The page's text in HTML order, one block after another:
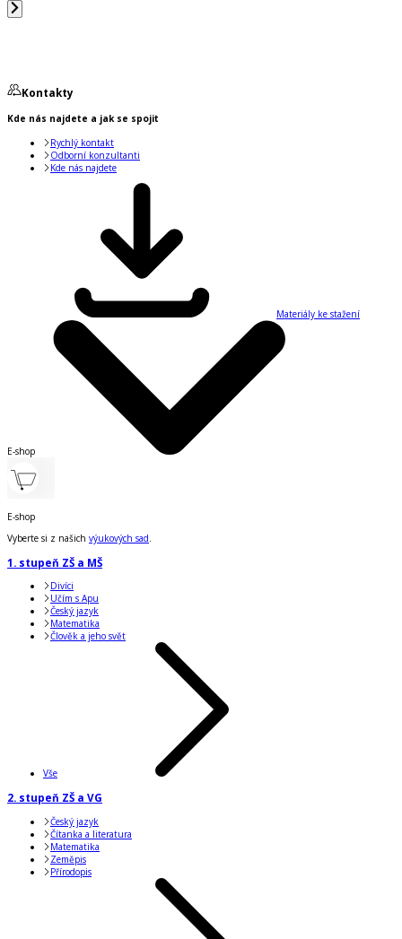
Kontakty
Kde nás najdete a jak se spojit
Rychlý kontakt
Odborní konzultanti
Kde nás najdete
Materiály ke stažení
E-shop
E-shop
Vyberte si z našich výukových sad.
1. stupeň ZŠ a MŠ
Divíci
Učím s Apu
Český jazyk
Matematika
Člověk a jeho svět
Vše
2. stupeň ZŠ a VG
Český jazyk
Čítanka a literatura
Matematika
Zeměpis
Přírodopis